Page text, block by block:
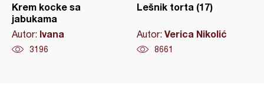
Krem kocke sa
jabukama
Autor: Ivana
3196
Lešnik torta (17)
Autor: Verica Nikolić
8661